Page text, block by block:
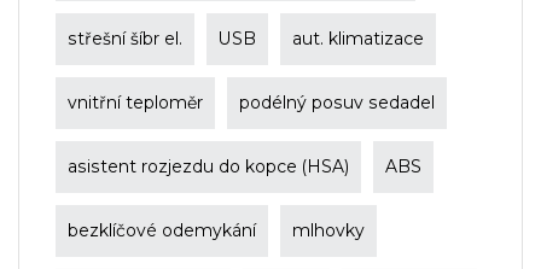
střešní šíbr el. USB aut. klimatizace
vnitřní teploměr podélný posuv sedadel
asistent rozjezdu do kopce (HSA) ABS
bezklíčové odemykání mlhovky